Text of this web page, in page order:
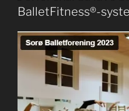
BalletFitness®-